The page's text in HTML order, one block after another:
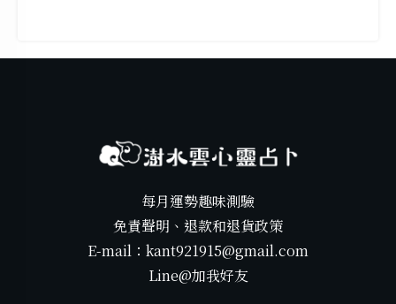
每月運勢趣味測驗
免責聲明、退款和退貨政策
E-mail：kant921915@gmail.com
Line@加我好友